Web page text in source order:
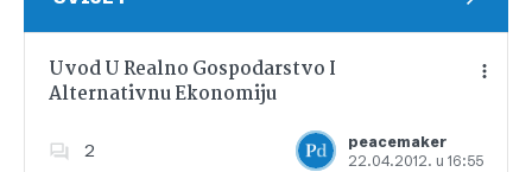
Uvod U Realno Gospodarstvo I
Alternativnu Ekonomiju
2
peacemaker
22.04.2012. u 16:55
Dodajte u favorite